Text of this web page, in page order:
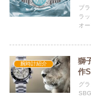
ブ
ラ
オ
腕時計紹介
獅
作
グ